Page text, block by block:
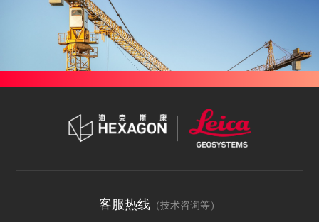
客服热线 （技术咨询等）